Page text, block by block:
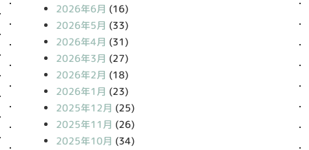
2026年6月 (16)
2026年5月 (33)
2026年4月 (31)
2026年3月 (27)
2026年2月 (18)
2026年1月 (23)
2025年12月 (25)
2025年11月 (26)
2025年10月 (34)